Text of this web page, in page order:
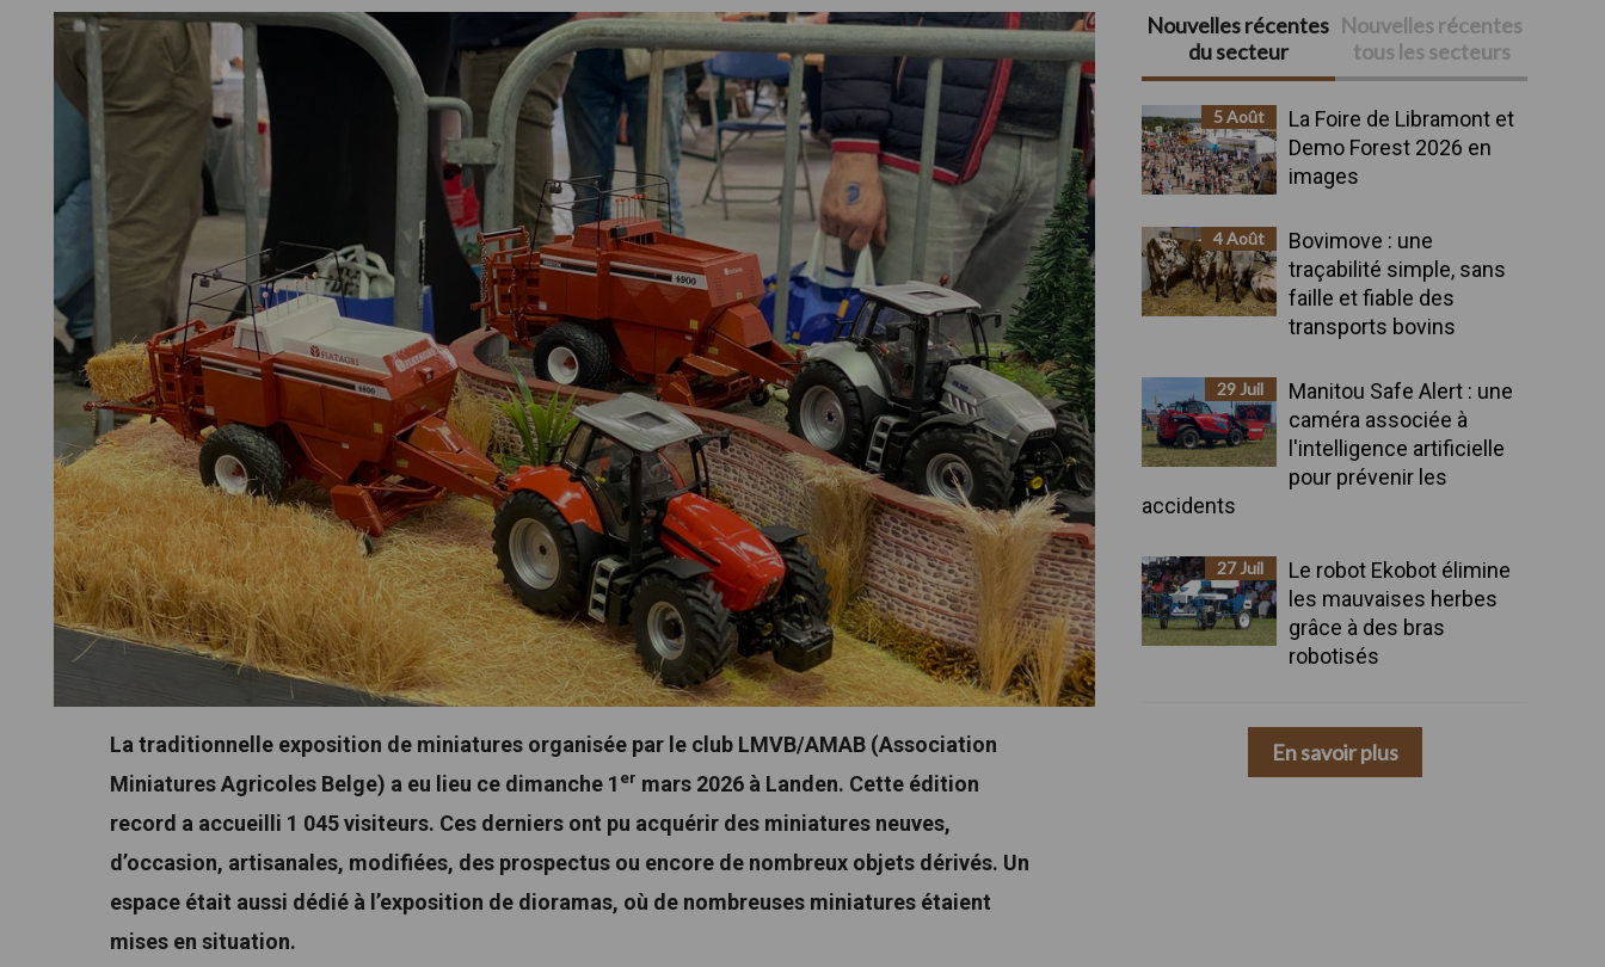
La traditionnelle exposition de miniatures organisée par le club LMVB/AMAB (Association
Miniatures Agricoles Belge) a eu lieu ce dimanche 1 er mars 2026 à Landen. Cette édition
record a accueilli 1 045 visiteurs. Ces derniers ont pu acquérir des miniatures neuves,
d’occasion, artisanales, modifiées, des prospectus ou encore de nombreux objets dérivés. Un
espace était aussi dédié à l’exposition de dioramas, où de nombreuses miniatures étaient
mises en situation.
Barre
latérale
principale
Nouvelles récentes
du secteur
Nouvelles récentes
tous les secteurs
5 Août
La Foire de Libramont et
Demo Forest 2026 en
images
4 Août
Bovimove : une
traçabilité simple, sans
faille et fiable des
transports bovins
29 Juil
Manitou Safe Alert : une
caméra associée à
l'intelligence artificielle
pour prévenir les
accidents
27 Juil
Le robot Ekobot élimine
les mauvaises herbes
grâce à des bras
robotisés
Robert PGE1 distribue
des balles rondes ou
En savoir plus